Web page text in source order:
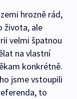
hrozně rád,
života, ale
velmi špatnou
na vlastní
konkrétně.
jsme vstoupili
to